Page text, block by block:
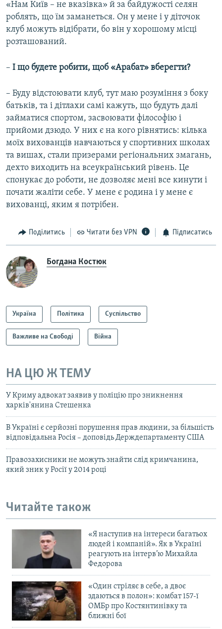
«Нам Київ – не вказівка» й за байдужості селян
роблять, що їм заманеться. Он у мене і у діточок
клуб можуть відібрати, бо він у хорошому місці
розташований.
– І що будете робити, щоб «Арабат» вберегти?
– Буду відстоювати клуб, тут маю розуміння з боку
батьків, та і дітлахи самі кажуть, що будуть далі
займатися спортом, засвоювати філософію і
прийоми дзюдо. У них є на кого рівнятись: кілька
моїх вихованців навчаються у спортивних школах
та вишах, стали призерами регіональних змагань,
дехто виходить на всеукраїнський рівень. Це
спонукає до роботи, не дозволяє мені все кинути і
почати жаліти себе. У мене є родина і у мене є
вихованці, яким я потрібен.
Поділитись Читати без VPN Підписатись
Богдана Костюк
Україна Політика Суспільство
Важливе на Свободі Війна
НА ЦЮ Ж ТЕМУ
У Криму адвокат заявив у поліцію про зникнення
харків'янина Стешенка
В Україні є серйозні порушення прав людини, за більшість
відповідальна Росія – доповідь Держдепартаменту США
Правозахисники не можуть знайти слід кримчанина,
який зник у Росії у 2014 році
Читайте також
«Я наступив на інтереси багатьох
людей і компаній». Як в Україні
реагують на інтерв’ю Михайла
Федорова
«Один стріляє в себе, а двоє
здаються в полон»: комбат 157-ї
ОМБр про Костянтинівку та
ближні бої